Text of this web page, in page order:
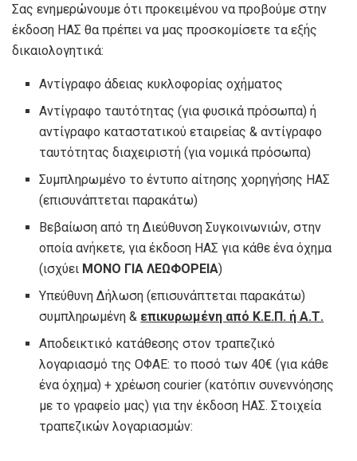
Σας ενημερώνουμε ότι προκειμένου να προβούμε στην
έκδοση ΗΑΣ θα πρέπει να μας προσκομίσετε τα εξής
δικαιολογητικά:
Αντίγραφο άδειας κυκλοφορίας οχήματος
Αντίγραφο ταυτότητας (για φυσικά πρόσωπα) ή
αντίγραφο καταστατικού εταιρείας & αντίγραφο
ταυτότητας διαχειριστή (για νομικά πρόσωπα)
Συμπληρωμένο το έντυπο αίτησης χορηγήσης ΗΑΣ
(επισυνάπτεται παρακάτω)
Βεβαίωση από τη Διεύθυνση Συγκοινωνιών, στην
οποία ανήκετε, για έκδοση ΗΑΣ για κάθε ένα όχημα
(ισχύει ΜΟΝΟ ΓΙΑ ΛΕΩΦΟΡΕΙΑ)
Υπεύθυνη Δήλωση (επισυνάπτεται παρακάτω)
συμπληρωμένη & επικυρωμένη από Κ.Ε.Π. ή Α.Τ.
Αποδεικτικό κατάθεσης στον τραπεζικό
λογαριασμό της ΟΦΑΕ: το ποσό των 40€ (για κάθε
ένα όχημα) + χρέωση courier (κατόπιν συνεννόησης
με το γραφείο μας) για την έκδοση ΗΑΣ. Στοιχεία
τραπεζικών λογαριασμών: